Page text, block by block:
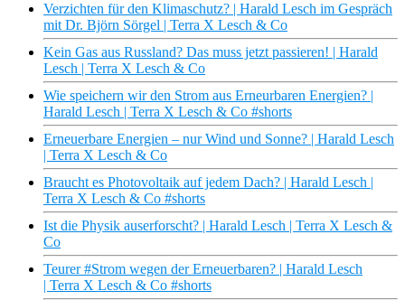
Verzichten für den Klimaschutz? | Harald Lesch im Gespräch
mit Dr. Björn Sörgel | Terra X Lesch & Co
Kein Gas aus Russland? Das muss jetzt passieren! | Harald
Lesch | Terra X Lesch & Co
Wie speichern wir den Strom aus Erneurbaren Energien? |
Harald Lesch | Terra X Lesch & Co #shorts
Erneuerbare Energien – nur Wind und Sonne? | Harald Lesch
| Terra X Lesch & Co
Braucht es Photovoltaik auf jedem Dach? | Harald Lesch |
Terra X Lesch & Co #shorts
Ist die Physik auserforscht? | Harald Lesch | Terra X Lesch &
Co
Teurer #Strom wegen der Erneuerbaren? | Harald Lesch
| Terra X Lesch & Co #shorts